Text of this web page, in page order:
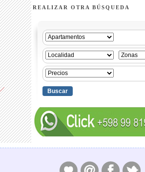
REALIZAR OTRA BÚSQUEDA